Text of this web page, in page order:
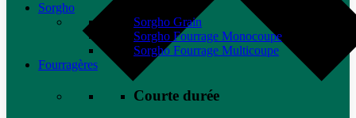
Sorgho
Sorgho Grain
Sorgho Fourrage Monocoupe
Sorgho Fourrage Multicoupe
Fourragères
Courte durée